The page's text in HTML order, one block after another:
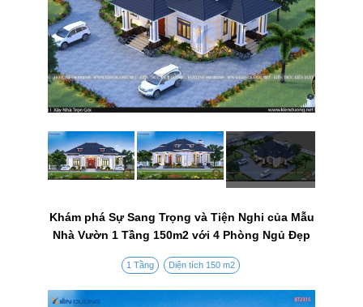
Khám phá Sự Sang Trọng và Tiện Nghi của Mẫu
Nhà Vườn 1 Tầng 150m2 với 4 Phòng Ngủ Đẹp
1 Tầng Diện tích 150 m2